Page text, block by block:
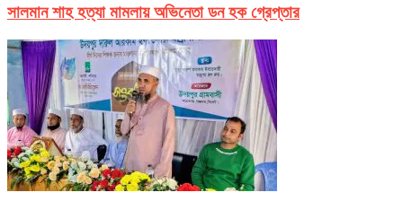
সালমান শাহ হত্যা মামলায় অভিনেতা ডন হক গ্রেপ্তার